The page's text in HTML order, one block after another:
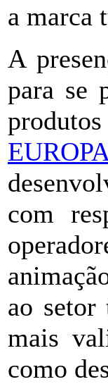
a marca
A
para se
com
ao setor
mais
como